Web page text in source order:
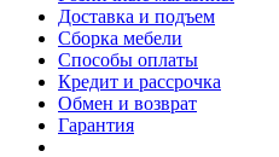
Доставка и подъем
Сборка мебели
Способы оплаты
Кредит и рассрочка
Обмен и возврат
Гарантия